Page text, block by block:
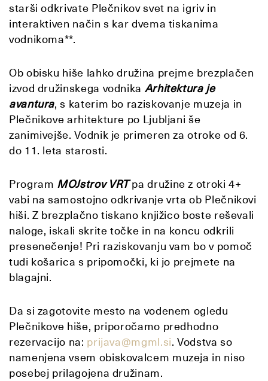
starši odkrivate Plečnikov svet na igriv in
interaktiven način s kar dvema tiskanima
vodnikoma**.
Ob obisku hiše lahko družina prejme brezplačen
izvod družinskega vodnika Arhitektura je
avantura, s katerim bo raziskovanje muzeja in
Plečnikove arhitekture po Ljubljani še
zanimivejše. Vodnik je primeren za otroke od 6.
do 11. leta starosti.
Program MOJstrov VRTpa družine z otroki 4+
vabi na samostojno odkrivanje vrta ob Plečnikovi
hiši. Z brezplačno tiskano knjižico boste reševali
naloge, iskali skrite točke in na koncu odkrili
presenečenje! Pri raziskovanju vam bo v pomoč
tudi košarica s pripomočki, ki jo prejmete na
blagajni.
Da si zagotovite mesto na vodenem ogledu
Plečnikove hiše, priporočamo predhodno
rezervacijo na: prijava@mgml.si. Vodstva so
namenjena vsem obiskovalcem muzeja in niso
posebej prilagojena družinam.